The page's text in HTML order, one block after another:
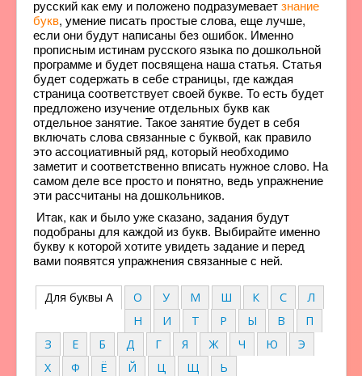
русский как ему и положено подразумеваетзнание
букв, умение писать простые слова, еще лучше,
если они будут написаны без ошибок. Именно
прописным истинам русского языка по дошкольной
программе и будет посвящена наша статья. Статья
будет содержать в себе страницы, где каждая
страница соответствует своей букве. То есть будет
предложено изучение отдельных букв как
отдельное занятие. Такое занятие будет в себя
включать слова связанные с буквой, как правило
это ассоциативный ряд, который необходимо
заметит и соответственно вписать нужное слово. На
самом деле все просто и понятно, ведь упражнение
эти рассчитаны на дошкольников.
Итак, как и было уже сказано, задания будут
подобраны для каждой из букв. Выбирайте именно
букву к которой хотите увидеть задание и перед
вами появятся упражнения связанные с ней.
Для буквы А О У М Ш К С
Л
Н
И Т Р Ы В
П
З
Е Б Д Г Я Ж Ч Ю
Э
Х
Ф Ё Й Ц Щ Ь